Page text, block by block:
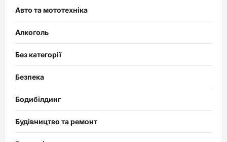
Авто та мототехніка
Алкоголь
Без категорії
Безпека
Бодибілдинг
Будівництво та ремонт